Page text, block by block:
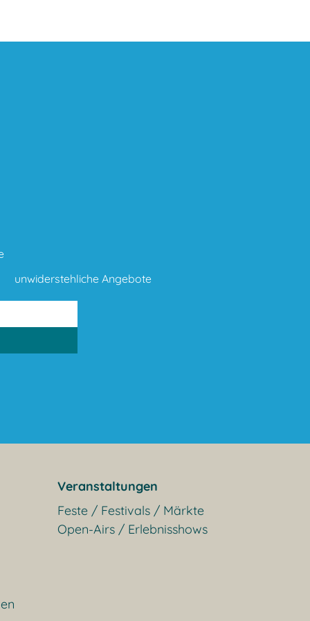
unwiderstehliche Angebote
Veranstaltungen
Feste / Festivals / Märkte
Open-Airs / Erlebnisshows